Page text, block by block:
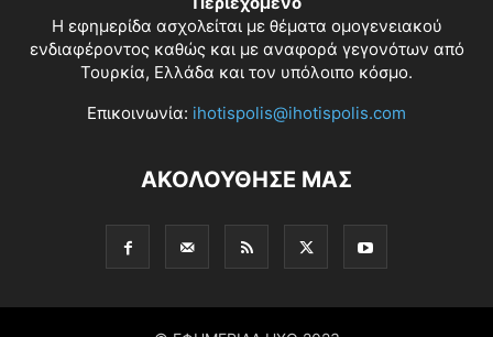
Η εφημερίδα ασχολείται με θέματα ομογενειακού
ενδιαφέροντος καθώς και με αναφορά γεγονότων από
Τουρκία, Ελλάδα και τον υπόλοιπο κόσμο.
Επικοινωνία: ihotispolis@ihotispolis.com
ΑΚΟΛΟΥΘΗΣΕ ΜΑΣ